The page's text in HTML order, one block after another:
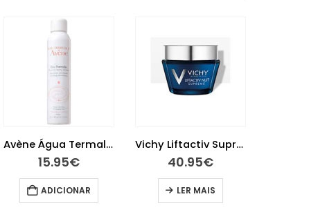
Avène Água Termal 300ml
15.95€
ADICIONAR
Vichy Liftactiv Supreme Noite 50 ml
40.95€
LER MAIS